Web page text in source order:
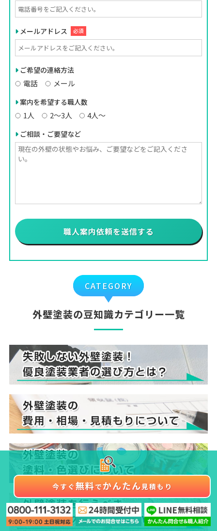
メールアドレス 必須
ご希望の連絡方法
電話 メール
案内を希望する職人数
1人 2〜3人 4人〜
ご相談・ご要望など
CATEGORY
外壁塗装の豆知識カテゴリー一覧
今すぐ無料でかんたん見積もり